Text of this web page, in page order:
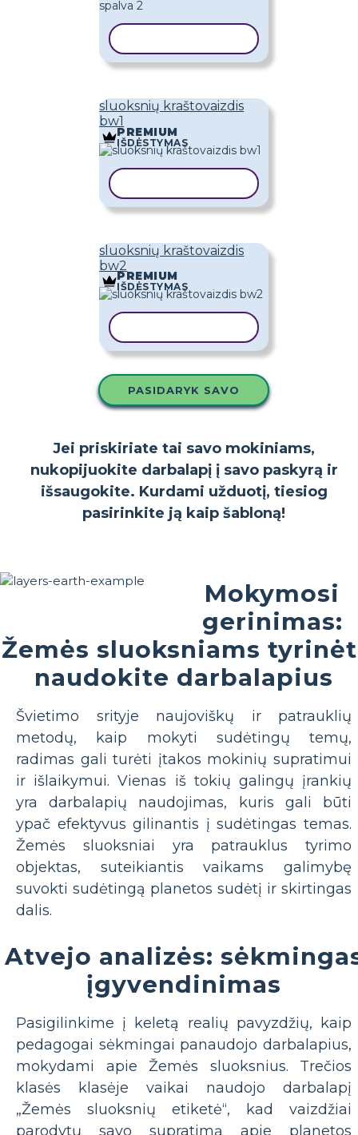
sluoksnių kraštovaizdis
bw1
PREMIUM
IŠDĖSTYMAS
sluoksnių kraštovaizdis
bw2
PREMIUM
IŠDĖSTYMAS
PASIDARYK SAVO
Jei priskiriate tai savo mokiniams,
nukopijuokite darbalapį į savo paskyrą ir
išsaugokite. Kurdami užduotį, tiesiog
pasirinkite ją kaip šabloną!
Mokymosi
gerinimas:
Žemės sluoksniams
naudokite darbalapius
Švietimo srityje naujoviškų ir patrauklių
metodų, kaip mokyti sudėtingų temų,
radimas gali turėti įtakos mokinių supratimui
ir išlaikymui. Vienas iš tokių galingų įrankių
yra darbalapių naudojimas, kuris gali būti
ypač efektyvus gilinantis į sudėtingas temas.
Žemės sluoksniai yra patrauklus tyrimo
objektas, suteikiantis vaikams galimybę
suvokti sudėtingą planetos sudėtį ir skirtingas
dalis.
Atvejo analizės:
įgyvendinimas
Pasigilinkime į keletą realių pavyzdžių, kaip
pedagogai sėkmingai panaudojo darbalapius,
mokydami apie Žemės sluoksnius. Trečios
klasės klasėje vaikai naudojo darbalapį
„Žemės sluoksnių etiketė“, kad vaizdžiai
parodytų savo supratimą apie planetos